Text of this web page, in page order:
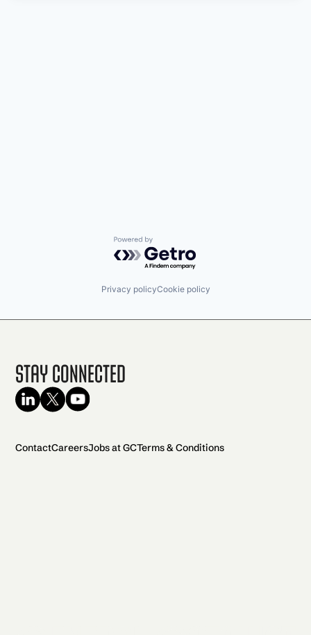
Powered by Getro.com
Privacy policyCookie policy
Stay Connected
ContactCareersJobs at GCTerms & Conditions